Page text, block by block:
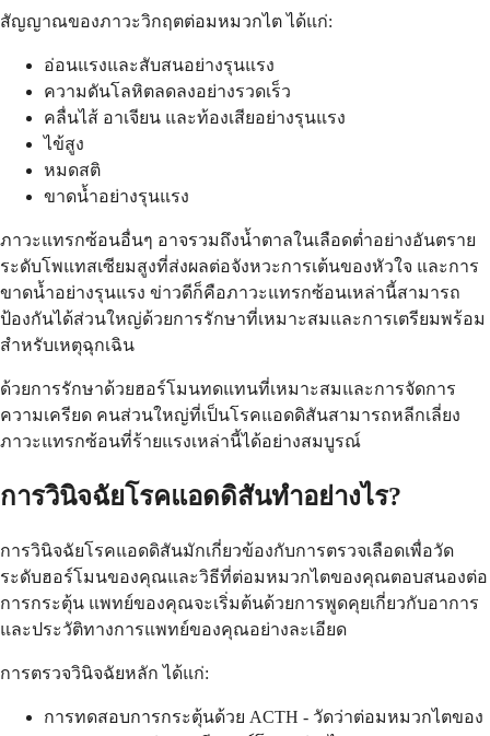
สัญญาณของภาวะวิกฤตต่อมหมวกไต ได้แก่:
อ่อนแรงและสับสนอย่างรุนแรง
ความดันโลหิตลดลงอย่างรวดเร็ว
คลื่นไส้ อาเจียน และท้องเสียอย่างรุนแรง
ไข้สูง
หมดสติ
ขาดน้ำอย่างรุนแรง
ภาวะแทรกซ้อนอื่นๆ อาจรวมถึงน้ำตาลในเลือดต่ำอย่างอันตราย
ระดับโพแทสเซียมสูงที่ส่งผลต่อจังหวะการเต้นของหัวใจ และการ
ขาดน้ำอย่างรุนแรง ข่าวดีก็คือภาวะแทรกซ้อนเหล่านี้สามารถ
ป้องกันได้ส่วนใหญ่ด้วยการรักษาที่เหมาะสมและการเตรียมพร้อม
สำหรับเหตุฉุกเฉิน
ด้วยการรักษาด้วยฮอร์โมนทดแทนที่เหมาะสมและการจัดการ
ความเครียด คนส่วนใหญ่ที่เป็นโรคแอดดิสันสามารถหลีกเลี่ยง
ภาวะแทรกซ้อนที่ร้ายแรงเหล่านี้ได้อย่างสมบูรณ์
การวินิจฉัยโรคแอดดิสันทำอย่างไร?
การวินิจฉัยโรคแอดดิสันมักเกี่ยวข้องกับการตรวจเลือดเพื่อวัด
ระดับฮอร์โมนของคุณและวิธีที่ต่อมหมวกไตของคุณตอบสนองต่อ
การกระตุ้น แพทย์ของคุณจะเริ่มต้นด้วยการพูดคุยเกี่ยวกับอาการ
และประวัติทางการแพทย์ของคุณอย่างละเอียด
การตรวจวินิจฉัยหลัก ได้แก่:
การทดสอบการกระตุ้นด้วย ACTH - วัดว่าต่อมหมวกไตของ